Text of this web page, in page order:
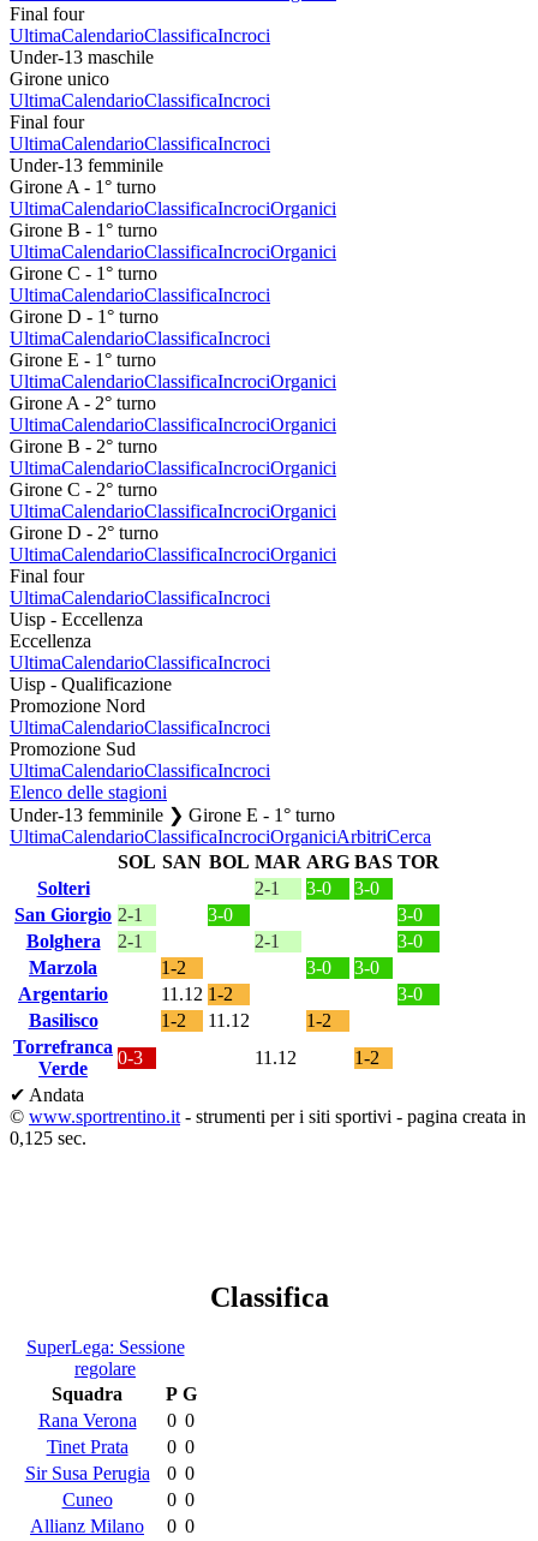
Final four
UltimaCalendarioClassificaIncroci
Under-13 maschile
Girone unico
UltimaCalendarioClassificaIncroci
Final four
UltimaCalendarioClassificaIncroci
Under-13 femminile
Girone A - 1° turno
UltimaCalendarioClassificaIncrociOrganici
Girone B - 1° turno
UltimaCalendarioClassificaIncrociOrganici
Girone C - 1° turno
UltimaCalendarioClassificaIncroci
Girone D - 1° turno
UltimaCalendarioClassificaIncroci
Girone E - 1° turno
UltimaCalendarioClassificaIncrociOrganici
Girone A - 2° turno
UltimaCalendarioClassificaIncrociOrganici
Girone B - 2° turno
UltimaCalendarioClassificaIncrociOrganici
Girone C - 2° turno
UltimaCalendarioClassificaIncrociOrganici
Girone D - 2° turno
UltimaCalendarioClassificaIncrociOrganici
Final four
UltimaCalendarioClassificaIncroci
Uisp - Eccellenza
Eccellenza
UltimaCalendarioClassificaIncroci
Uisp - Qualificazione
Promozione Nord
UltimaCalendarioClassificaIncroci
Promozione Sud
UltimaCalendarioClassificaIncroci
Elenco delle stagioni
Under-13 femminile ❯ Girone E - 1° turno
UltimaCalendarioClassificaIncrociOrganiciArbitriCerca
SOL SAN BOL MAR ARG BAS TOR
Solteri
2-1 3-0
3-0
San Giorgio 2-1 3-0
3-0
Bolghera
2-1 2-1
3-0
Marzola
1-2 3-0
3-0
Argentario
11.12 1-2
3-0
Basilisco
1-2 11.12
1-2
Torrefranca
Verde
0-3 11.12
1-2
✔ Andata
© www.sportrentino.it - strumenti per i siti sportivi - pagina creata in
0,125 sec.
Classifica
SuperLega: Sessione
regolare
Squadra
P G
Rana Verona
0 0
Tinet Prata
0 0
Sir Susa Perugia
0 0
Cuneo
0 0
Allianz Milano
0 0